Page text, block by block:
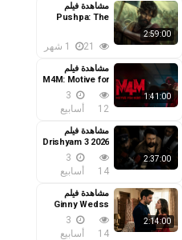
2:59:00
مشاهدة فيلم
Pushpa: The
1:41:00
مشاهدة فيلم
M4M: Motive for
Murder 2026
مترجم
12
3
أسابيع
2:37:00
مشاهدة فيلم
Drishyam 3 2026
مترجم
14
3
أسابيع
2:14:00
مشاهدة فيلم
Ginny Wedss
Sunny 2 2026
مترجم
14
3
أسابيع